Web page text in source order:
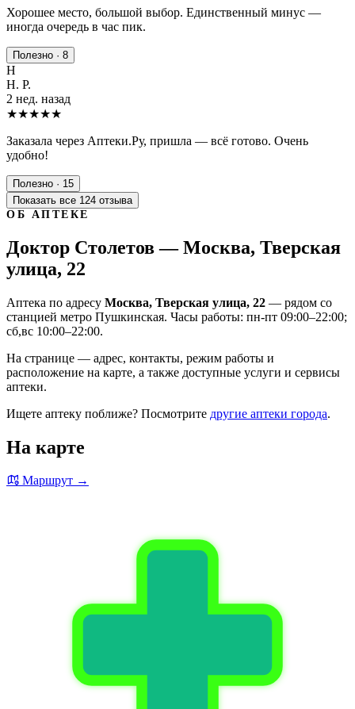
Хорошее место, большой выбор. Единственный минус —
иногда очередь в час пик.
Полезно · 8
Н
Н. Р.
2 нед. назад
★★★★★
Заказала через Аптеки.Ру, пришла — всё готово. Очень
удобно!
Полезно · 15
Показать все 124 отзыва
ОБ АПТЕКЕ
Доктор Столетов — Москва, Тверская
улица, 22
Аптека по адресу Москва, Тверская улица, 22 — рядом со
станцией метро Пушкинская. Часы работы: пн-пт 09:00–22:00;
сб,вс 10:00–22:00.
На странице — адрес, контакты, режим работы и
расположение на карте, а также доступные услуги и сервисы
аптеки.
Ищете аптеку поближе? Посмотрите другие аптеки города.
На карте
Маршрут →